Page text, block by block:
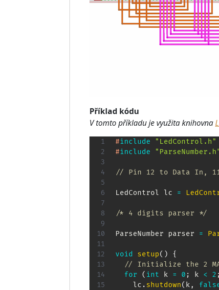
Příklad kódu
V tomto příkladu je využita knihovna
#include
"LedControl.h"
#include
// Pin 12 to Data In,
LedControl lc =
/* 4 digits parser */
ParseNumber parser =
void setup( )
{
// Initialize the 2
for
( int k = 0 ; k < 2
    lc
. shutdown( k ,